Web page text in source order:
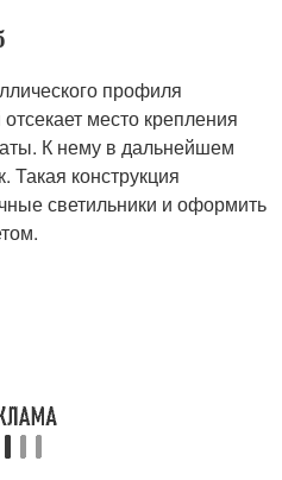
профиля
место крепления
К нему в дальнейшем
Такая конструкция
светильники и оформить